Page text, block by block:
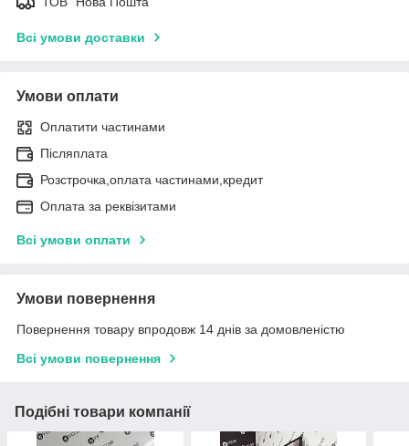
Всі умови доставки
Умови оплати
Оплатити частинами
Післяплата
Розстрочка,оплата частинами,кредит
Оплата за реквізитами
Всі умови оплати
Умови повернення
Повернення товару впродовж 14 днів за домовленістю
Всі умови повернення
Подібні товари компанії